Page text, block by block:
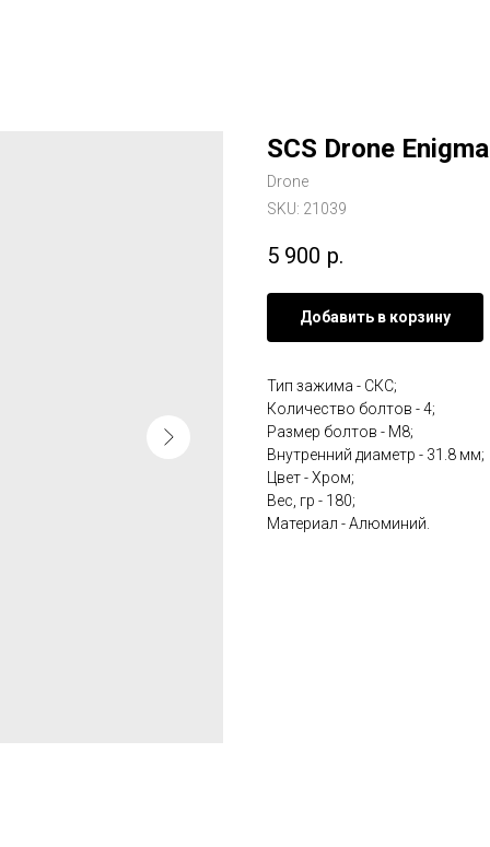
SCS Drone
Drone
SKU: 21039
5 900 р.
Добавить в корзину
Тип зажима - СКС;
Количество болтов - 4;
Размер болтов - М8;
Внутренний диаметр - 31.8 мм;
Цвет - Хром;
Вес, гр - 180;
Материал - Алюминий.